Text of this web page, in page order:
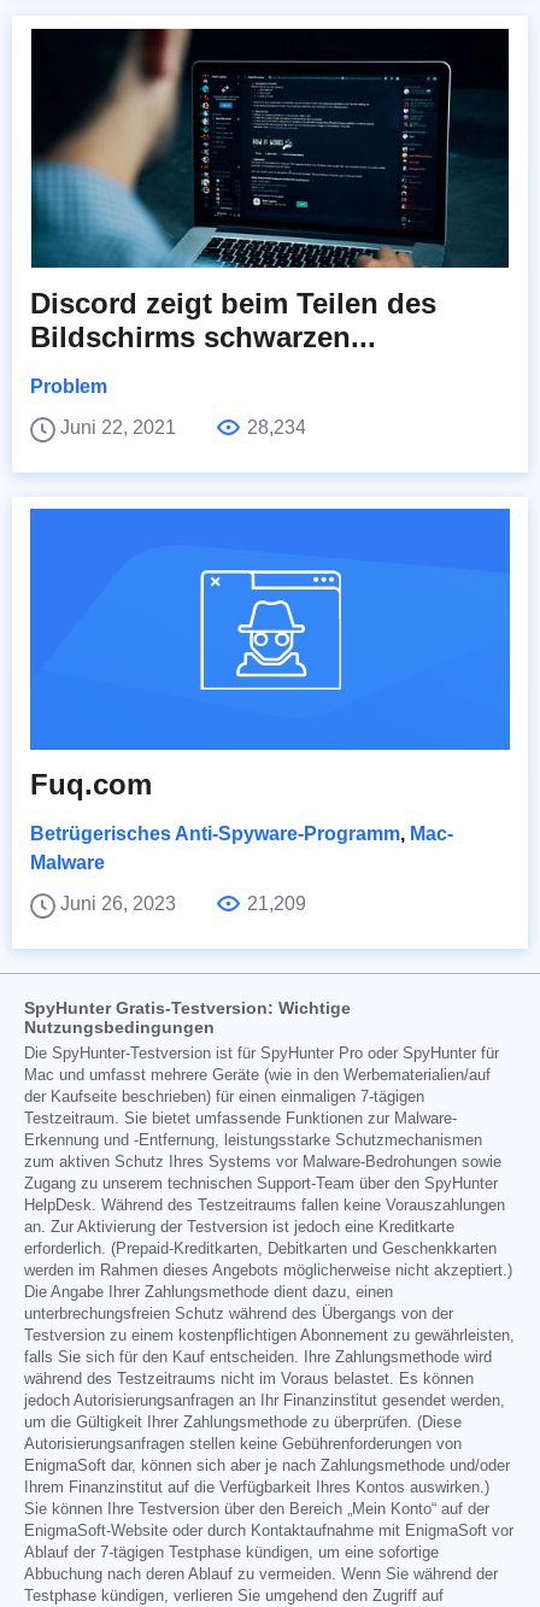
Discord zeigt beim Teilen des
Bildschirms schwarzen...
Problem
Juni 22, 2021
28,234
Fuq.com
Betrügerisches Anti-Spyware-Programm, Mac-
Malware
Juni 26, 2023
21,209
SpyHunter Gratis-Testversion: Wichtige
Nutzungsbedingungen
Die SpyHunter-Testversion ist für SpyHunter Pro oder SpyHunter für
Mac und umfasst mehrere Geräte (wie in den Werbematerialien/auf
der Kaufseite beschrieben) für einen einmaligen 7-tägigen
Testzeitraum. Sie bietet umfassende Funktionen zur Malware-
Erkennung und -Entfernung, leistungsstarke Schutzmechanismen
zum aktiven Schutz Ihres Systems vor Malware-Bedrohungen sowie
Zugang zu unserem technischen Support-Team über den SpyHunter
HelpDesk. Während des Testzeitraums fallen keine Vorauszahlungen
an. Zur Aktivierung der Testversion ist jedoch eine Kreditkarte
erforderlich. (Prepaid-Kreditkarten, Debitkarten und Geschenkkarten
werden im Rahmen dieses Angebots möglicherweise nicht akzeptiert.)
Die Angabe Ihrer Zahlungsmethode dient dazu, einen
unterbrechungsfreien Schutz während des Übergangs von der
Testversion zu einem kostenpflichtigen Abonnement zu gewährleisten,
falls Sie sich für den Kauf entscheiden. Ihre Zahlungsmethode wird
während des Testzeitraums nicht im Voraus belastet. Es können
jedoch Autorisierungsanfragen an Ihr Finanzinstitut gesendet werden,
um die Gültigkeit Ihrer Zahlungsmethode zu überprüfen. (Diese
Autorisierungsanfragen stellen keine Gebührenforderungen von
EnigmaSoft dar, können sich aber je nach Zahlungsmethode und/oder
Ihrem Finanzinstitut auf die Verfügbarkeit Ihres Kontos auswirken.)
Sie können Ihre Testversion über den Bereich „Mein Konto“ auf der
EnigmaSoft-Website oder durch Kontaktaufnahme mit EnigmaSoft vor
Ablauf der 7-tägigen Testphase kündigen, um eine sofortige
Abbuchung nach deren Ablauf zu vermeiden. Wenn Sie während der
Testphase kündigen, verlieren Sie umgehend den Zugriff auf